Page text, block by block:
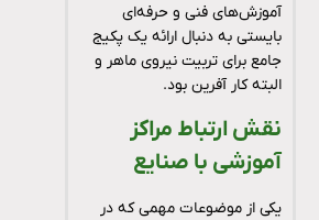
آموزش‌های فنی و حرفه‌ای
بایستی به دنبال ارائه یک پکیج
جامع برای تربیت نیروی ماهر و
البته کار آفرین بود.
نقش ارتباط مراکز
آموزشی با صنایع
یکی از موضوعات مهمی که در